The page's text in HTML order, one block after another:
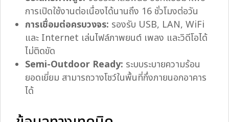
การเปิดใช้งานต่อเนื่องได้นานถึง 16 ชั่วโมงต่อวัน
การเชื่อมต่อครบวงจร: รองรับ USB, LAN, WiFi
และ Internet เล่นไฟล์ภาพยนต์ เพลง และวิดีโอได้
ไม่ติดขัด
Semi-Outdoor Ready: ระบบระบายความร้อน
ยอดเยี่ยม สามารถวางโชว์ในพื้นที่กึ่งภายนอกอาคาร
ได้